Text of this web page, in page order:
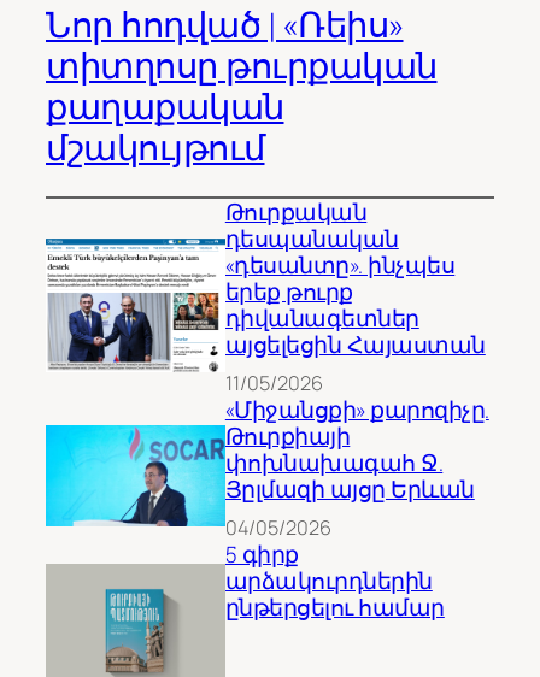
Նոր հոդված | «Ռեիս»
տիտղոսը թուրքական
քաղաքական
մշակույթում
Թուրքական
դեսպանական
«դեսանտը». ինչպես
երեք թուրք
դիվանագետներ
այցելեցին Հայաստան
11/05/2026
«Միջանցքի» քարոզիչը.
Թուրքիայի
փոխնախագահ Ջ.
Յըլմազի այցը Երևան
04/05/2026
5 գիրք
արձակուրդներին
ընթերցելու համար